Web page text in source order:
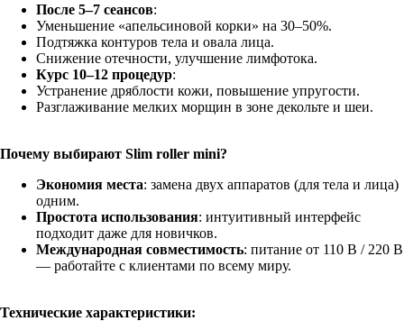
После 5–7 сеансов:
Уменьшение «апельсиновой корки» на 30–50%.
Подтяжка контуров тела и овала лица.
Снижение отечности, улучшение лимфотока.
Курс 10–12 процедур:
Устранение дряблости кожи, повышение упругости.
Разглаживание мелких морщин в зоне декольте и шеи.
Почему выбирают Slim roller mini?
Экономия места: замена двух аппаратов (для тела и лица)
одним.
Простота использования: интуитивный интерфейс
подходит даже для новичков.
Международная совместимость: питание от 110 В / 220 В
— работайте с клиентами по всему миру.
Технические характеристики: